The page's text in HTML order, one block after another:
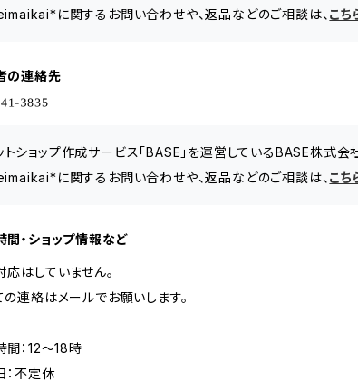
に関するお問い合わせや、返品などのご相談は、 こち
の連絡先
トショップ作成サービス「BASE」を運営しているBASE株式会
に関するお問い合わせや、返品などのご相談は、 こち
間・ショップ情報など
応はしていません。
の連絡はメールでお願いします。
間：12～18時
：不定休